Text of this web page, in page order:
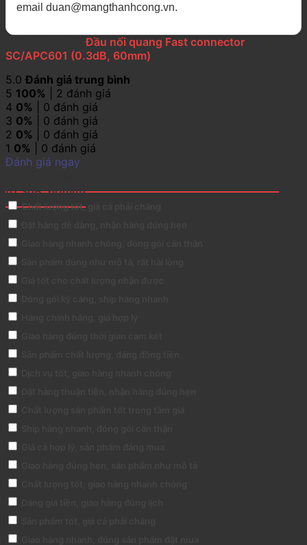
email duan@mangthanhcong.vn.
2 đánh giá choĐầu nối quang Fast connector
SC/APC601 (0.3dB, 60mm)
5.0Đánh giá trung bình
5 100% | 2 đánh giá
4 0% | 0 đánh giá
3 0% | 0 đánh giá
2 0% | 0 đánh giá
1 0% | 0 đánh giá
Đánh giá ngay
(0.3dB, 60mm)
Chất lượng tốt, giá cả phải chăng